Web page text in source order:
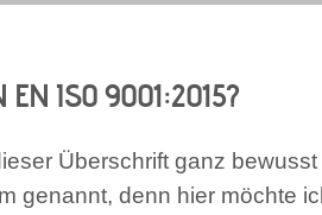
ISO 9001:2015?
Überschrift ganz
genannt, denn hier möchte